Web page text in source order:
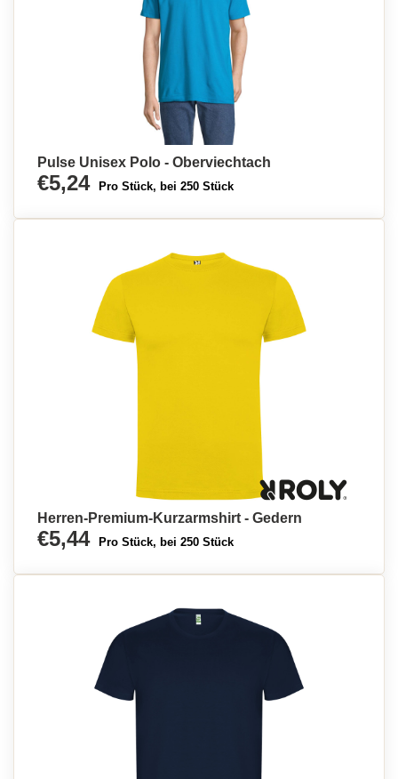
Pulse Unisex Polo - Oberviechtach
€5,24 Pro Stück, bei 250 Stück
Herren-Premium-Kurzarmshirt - Gedern
€5,44 Pro Stück, bei 250 Stück